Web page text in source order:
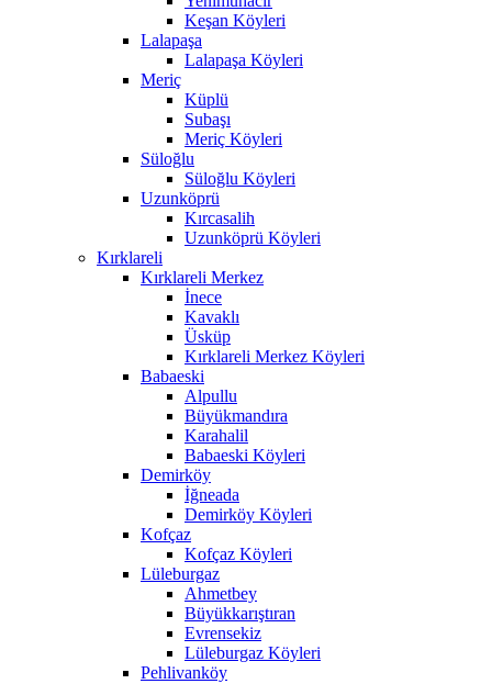
Keşan Köyleri
Lalapaşa
Lalapaşa Köyleri
Meriç
Küplü
Subaşı
Meriç Köyleri
Süloğlu
Süloğlu Köyleri
Uzunköprü
Kırcasalih
Uzunköprü Köyleri
Kırklareli
Kırklareli Merkez
İnece
Kavaklı
Üsküp
Kırklareli Merkez Köyleri
Babaeski
Alpullu
Büyükmandıra
Karahalil
Babaeski Köyleri
Demirköy
İğneada
Demirköy Köyleri
Kofçaz
Kofçaz Köyleri
Lüleburgaz
Ahmetbey
Büyükkarıştıran
Evrensekiz
Lüleburgaz Köyleri
Pehlivanköy